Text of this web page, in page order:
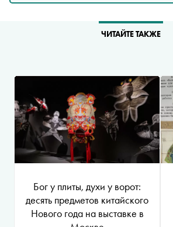
ЧИТАЙТЕ ТАКЖЕ
Бог у плиты, духи у ворот:
десять предметов китайского
Нового года на выставке в